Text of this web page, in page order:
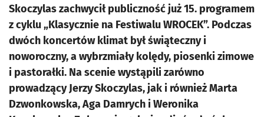
Skoczylas zachwycił publiczność już 15. programem
z cyklu „Klasycznie na Festiwalu WROCEK”. Podczas
dwóch koncertów klimat był świąteczny i
noworoczny, a wybrzmiały kolędy, piosenki zimowe
i pastorałki. Na scenie wystąpili zarówno
prowadzący Jerzy Skoczylas, jak i również Marta
Dzwonkowska, Aga Damrych i Weronika